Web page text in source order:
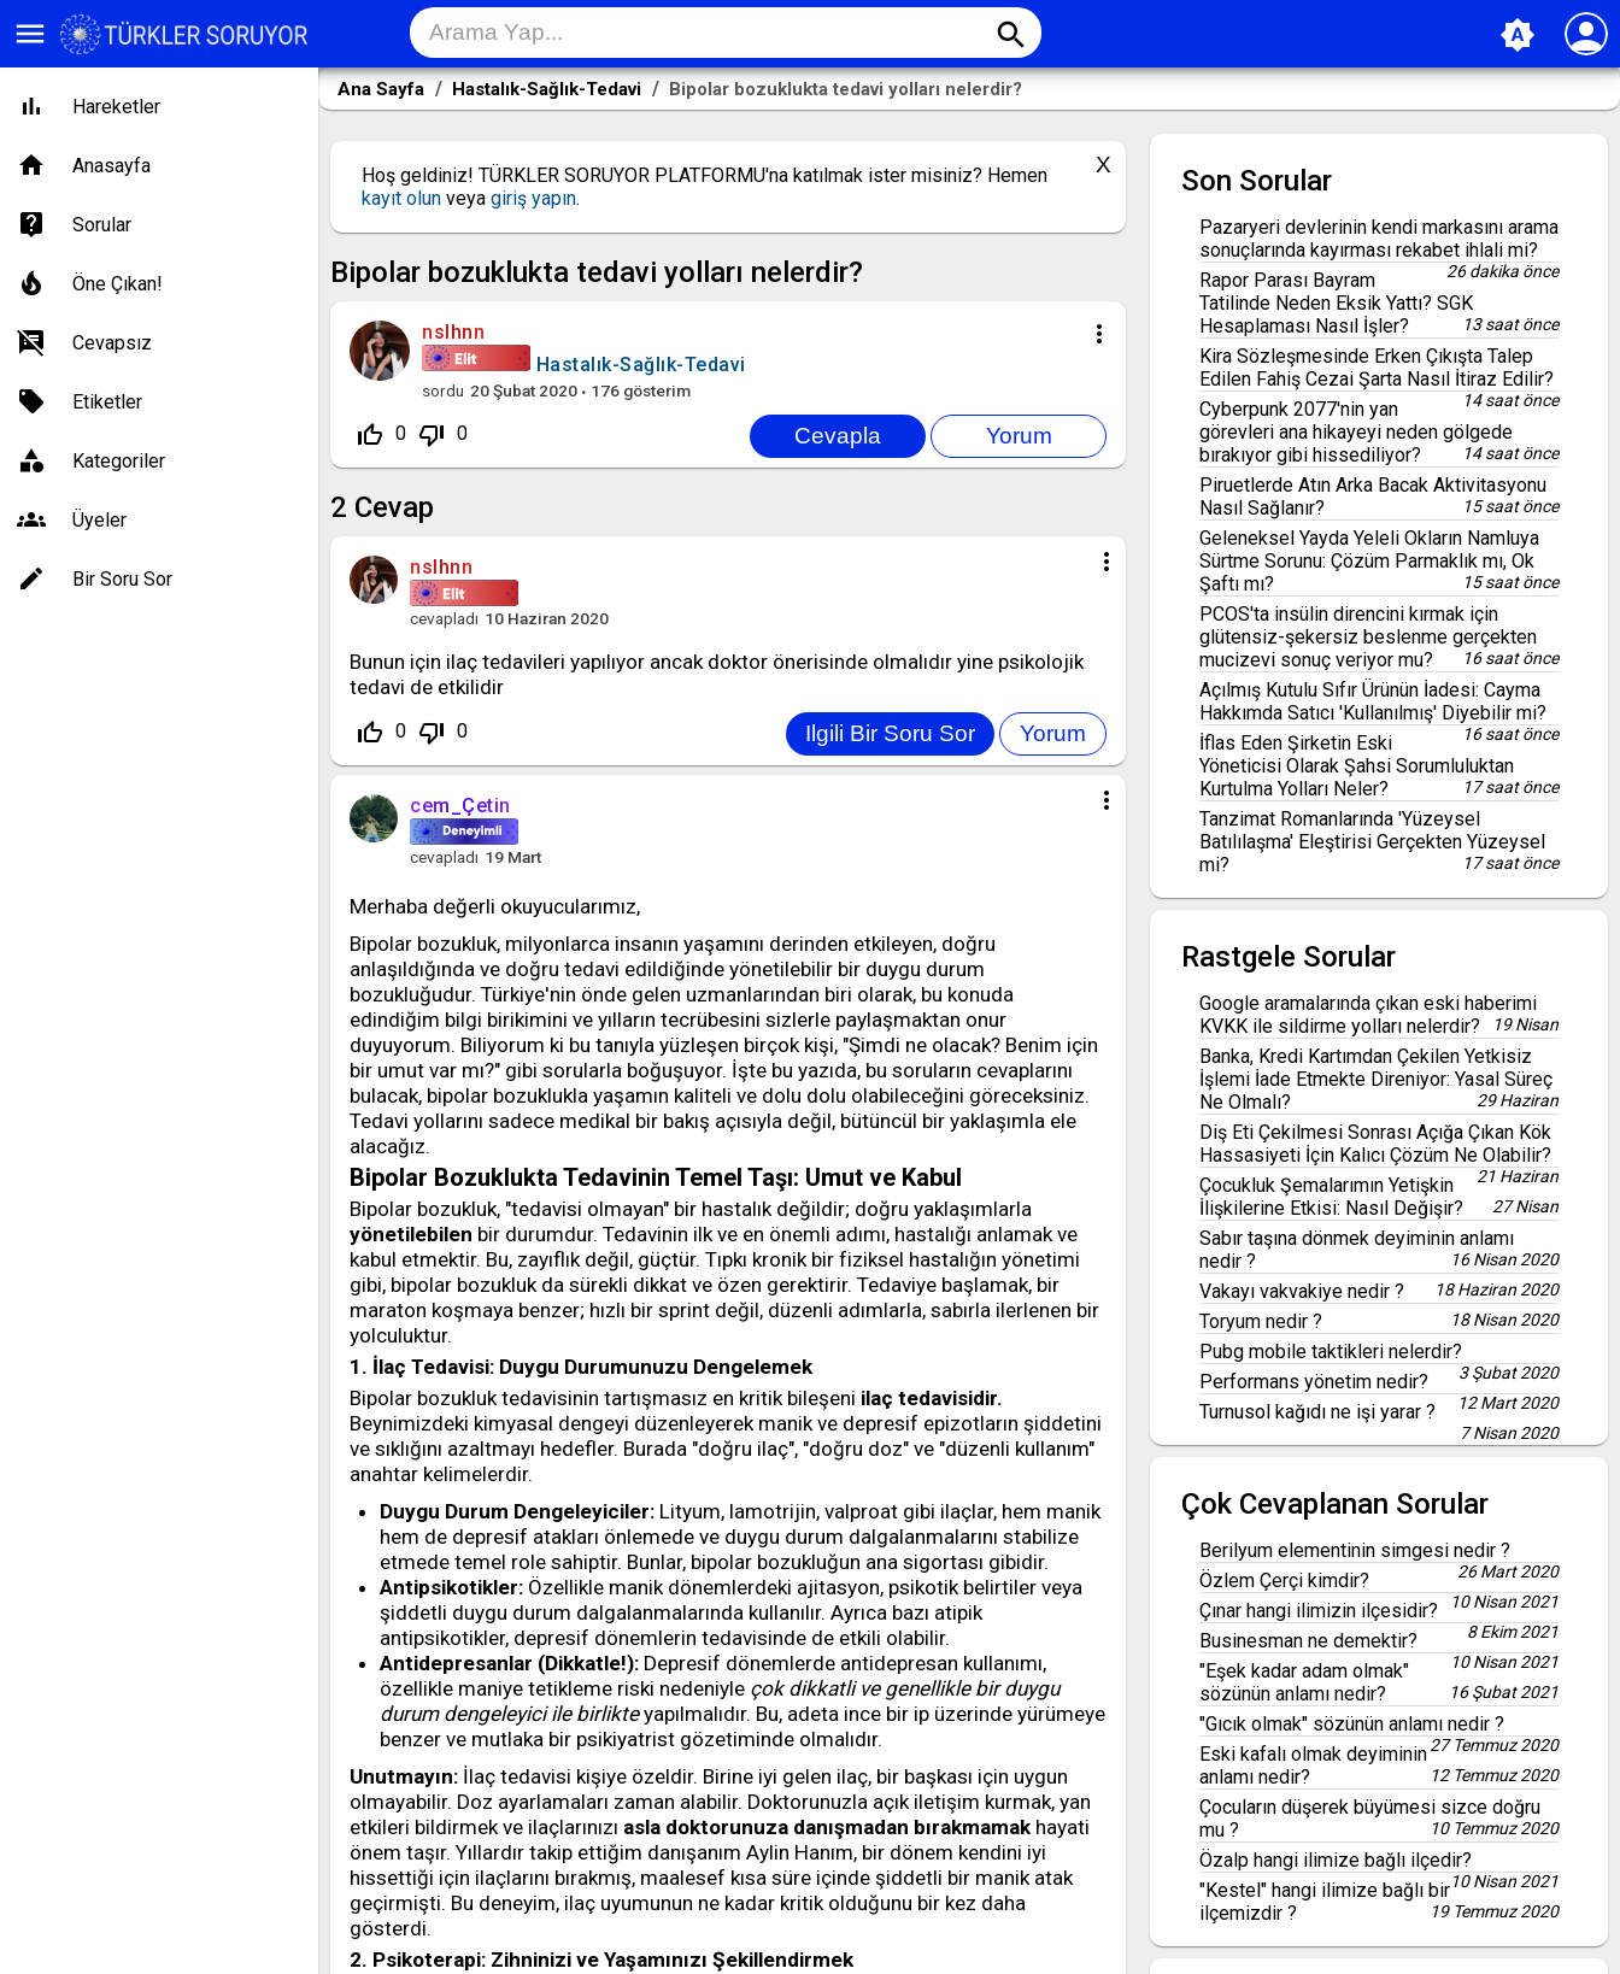
menu person
search brightness_auto
Hareketler
Anasayfa
Sorular
Öne Çıkan!
Cevapsız
Etiketler
Kategoriler
Üyeler
Bir Soru Sor
Ana Sayfa Hastalık-Sağlık-Tedavi Bipolar bozuklukta tedavi yolları nelerdir?
Hoş geldiniz! TÜRKLER SORUYOR PLATFORMU'na katılmak ister misiniz? Hemen
kayıt olunveya giriş yapın.
Bipolar bozuklukta tedavi yolları nelerdir?
more_vert
nslhnn
Hastalık-Sağlık-Tedavi
sordu 20 Şubat 2020 176 gösterim
thumb_up_off_alt 0 thumb_down_off_alt 0
2 Cevap
more_vert
nslhnn
cevapladı 10 Haziran 2020
Bunun için ilaç tedavileri yapılıyor ancak doktor önerisinde olmalıdır yine psikolojik
tedavi de etkilidir
thumb_up_off_alt 0 thumb_down_off_alt 0
more_vert
cem_Çetin
cevapladı 19 Mart
Merhaba değerli okuyucularımız,
Bipolar bozukluk, milyonlarca insanın yaşamını derinden etkileyen, doğru
anlaşıldığında ve doğru tedavi edildiğinde yönetilebilir bir duygu durum
bozukluğudur. Türkiye'nin önde gelen uzmanlarından biri olarak, bu konuda
edindiğim bilgi birikimini ve yılların tecrübesini sizlerle paylaşmaktan onur
duyuyorum. Biliyorum ki bu tanıyla yüzleşen birçok kişi, "Şimdi ne olacak? Benim için
bir umut var mı?" gibi sorularla boğuşuyor. İşte bu yazıda, bu soruların cevaplarını
bulacak, bipolar bozuklukla yaşamın kaliteli ve dolu dolu olabileceğini göreceksiniz.
Tedavi yollarını sadece medikal bir bakış açısıyla değil, bütüncül bir yaklaşımla ele
alacağız.
Bipolar Bozuklukta Tedavinin Temel Taşı: Umut ve Kabul
Bipolar bozukluk, "tedavisi olmayan" bir hastalık değildir; doğru yaklaşımlarla
yönetilebilen bir durumdur. Tedavinin ilk ve en önemli adımı, hastalığı anlamak ve
kabul etmektir. Bu, zayıflık değil, güçtür. Tıpkı kronik bir fiziksel hastalığın yönetimi
gibi, bipolar bozukluk da sürekli dikkat ve özen gerektirir. Tedaviye başlamak, bir
maraton koşmaya benzer; hızlı bir sprint değil, düzenli adımlarla, sabırla ilerlenen bir
yolculuktur.
1. İlaç Tedavisi: Duygu Durumunuzu Dengelemek
Bipolar bozukluk tedavisinin tartışmasız en kritik bileşeni ilaç tedavisidir.
Beynimizdeki kimyasal dengeyi düzenleyerek manik ve depresif epizotların şiddetini
ve sıklığını azaltmayı hedefler. Burada "doğru ilaç", "doğru doz" ve "düzenli kullanım"
anahtar kelimelerdir.
Duygu Durum Dengeleyiciler: Lityum, lamotrijin, valproat gibi ilaçlar, hem manik
hem de depresif atakları önlemede ve duygu durum dalgalanmalarını stabilize
etmede temel role sahiptir. Bunlar, bipolar bozukluğun ana sigortası gibidir.
Antipsikotikler: Özellikle manik dönemlerdeki ajitasyon, psikotik belirtiler veya
şiddetli duygu durum dalgalanmalarında kullanılır. Ayrıca bazı atipik
antipsikotikler, depresif dönemlerin tedavisinde de etkili olabilir.
Antidepresanlar (Dikkatle!): Depresif dönemlerde antidepresan kullanımı,
özellikle maniye tetikleme riski nedeniyle çok dikkatli ve genellikle bir duygu
durum dengeleyici ile birlikteyapılmalıdır. Bu, adeta ince bir ip üzerinde yürümeye
benzer ve mutlaka bir psikiyatrist gözetiminde olmalıdır.
Unutmayın: İlaç tedavisi kişiye özeldir. Birine iyi gelen ilaç, bir başkası için uygun
olmayabilir. Doz ayarlamaları zaman alabilir. Doktorunuzla açık iletişim kurmak, yan
etkileri bildirmek ve ilaçlarınızı asla doktorunuza danışmadan bırakmamakhayati
önem taşır. Yıllardır takip ettiğim danışanım Aylin Hanım, bir dönem kendini iyi
hissettiği için ilaçlarını bırakmış, maalesef kısa süre içinde şiddetli bir manik atak
geçirmişti. Bu deneyim, ilaç uyumunun ne kadar kritik olduğunu bir kez daha
gösterdi.
2. Psikoterapi: Zihninizi ve Yaşamınızı Şekillendirmek
Son Sorular
Pazaryeri devlerinin kendi markasını arama
sonuçlarında kayırması rekabet ihlali mi?
26 dakika önce
Rapor Parası Bayram
Tatilinde Neden Eksik Yattı? SGK
Hesaplaması Nasıl İşler?
13 saat önce
Kira Sözleşmesinde Erken Çıkışta Talep
Edilen Fahiş Cezai Şarta Nasıl İtiraz Edilir?
14 saat önce
Cyberpunk 2077'nin yan
görevleri ana hikayeyi neden gölgede
bırakıyor gibi hissediliyor?
14 saat önce
Piruetlerde Atın Arka Bacak Aktivitasyonu
Nasıl Sağlanır?
15 saat önce
Geleneksel Yayda Yeleli Okların Namluya
Sürtme Sorunu: Çözüm Parmaklık mı, Ok
Şaftı mı?
15 saat önce
PCOS'ta insülin direncini kırmak için
glütensiz-şekersiz beslenme gerçekten
mucizevi sonuç veriyor mu?
16 saat önce
Açılmış Kutulu Sıfır Ürünün İadesi: Cayma
Hakkımda Satıcı 'Kullanılmış' Diyebilir mi?
16 saat önce
İflas Eden Şirketin Eski
Yöneticisi Olarak Şahsi Sorumluluktan
Kurtulma Yolları Neler?
17 saat önce
Tanzimat Romanlarında 'Yüzeysel
Batılılaşma' Eleştirisi Gerçekten Yüzeysel
mi?
17 saat önce
Rastgele Sorular
Google aramalarında çıkan eski haberimi
KVKK ile sildirme yolları nelerdir?
19 Nisan
Banka, Kredi Kartımdan Çekilen Yetkisiz
İşlemi İade Etmekte Direniyor: Yasal Süreç
Ne Olmalı?
29 Haziran
Diş Eti Çekilmesi Sonrası Açığa Çıkan Kök
Hassasiyeti İçin Kalıcı Çözüm Ne Olabilir?
21 Haziran
Çocukluk Şemalarımın Yetişkin
İlişkilerine Etkisi: Nasıl Değişir?
27 Nisan
Sabır taşına dönmek deyiminin anlamı
nedir ?
16 Nisan 2020
Vakayı vakvakiye nedir ? 18 Haziran 2020
Toryum nedir ? 18 Nisan 2020
Pubg mobile taktikleri nelerdir?
3 Şubat 2020
Performans yönetim nedir?
12 Mart 2020
Turnusol kağıdı ne işi yarar ?
7 Nisan 2020
Çok Cevaplanan Sorular
Berilyum elementinin simgesi nedir ?
26 Mart 2020
Özlem Çerçi kimdir?
10 Nisan 2021
Çınar hangi ilimizin ilçesidir?
8 Ekim 2021
Businesman ne demektir?
10 Nisan 2021
"Eşek kadar adam olmak"
sözünün anlamı nedir?
16 Şubat 2021
"Gıcık olmak" sözünün anlamı nedir ?
27 Temmuz 2020
Eski kafalı olmak deyiminin
anlamı nedir?
12 Temmuz 2020
Çocuların düşerek büyümesi sizce doğru
mu ?
10 Temmuz 2020
Özalp hangi ilimize bağlı ilçedir?
10 Nisan 2021
"Kestel" hangi ilimize bağlı bir
ilçemizdir ?
19 Temmuz 2020